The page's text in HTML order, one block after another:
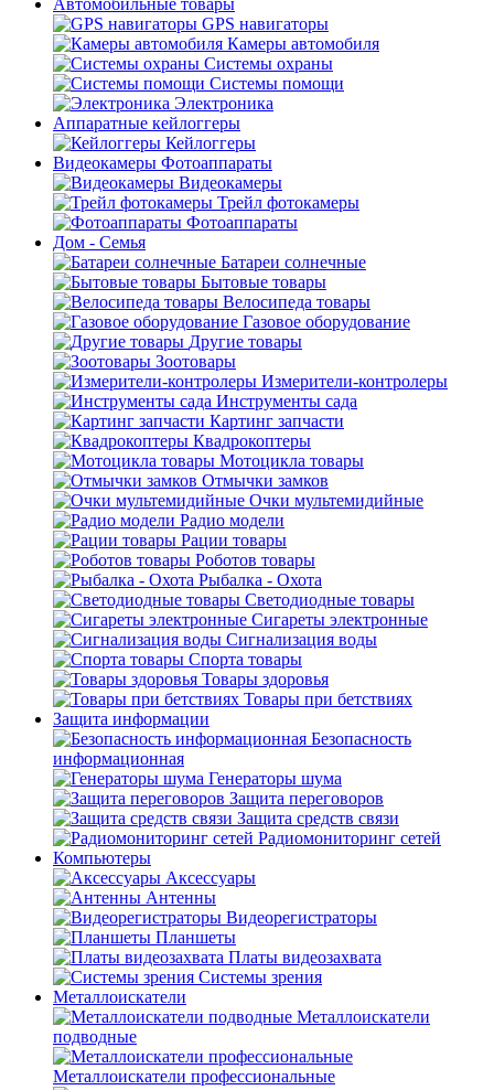
Автомобильные товары
GPS навигаторы
Камеры автомобиля
Системы охраны
Системы помощи
Электроника
Аппаратные кейлоггеры
Кейлоггеры
Видеокамеры Фотоаппараты
Видеокамеры
Трейл фотокамеры
Фотоаппараты
Дом - Семья
Батареи солнечные
Бытовые товары
Велосипеда товары
Газовое оборудование
Другие товары
Зоотовары
Измерители-контролеры
Инструменты сада
Картинг запчасти
Квадрокоптеры
Мотоцикла товары
Отмычки замков
Очки мультемидийные
Радио модели
Рации товары
Роботов товары
Рыбалка - Охота
Светодиодные товары
Сигареты электронные
Сигнализация воды
Спорта товары
Товары здоровья
Товары при бетствиях
Защита информации
Безопасность
информационная
Генераторы шума
Защита переговоров
Защита средств связи
Радиомониторинг сетей
Компьютеры
Аксессуары
Антенны
Видеорегистраторы
Планшеты
Платы видеозахвата
Системы зрения
Металлоискатели
Металлоискатели
подводные
Металлоискатели профессиональные